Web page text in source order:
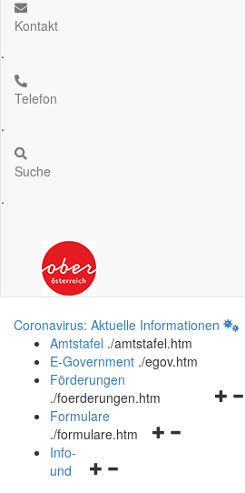
Kontakt
.
Telefon
.
Suche
.
Coronavirus: Aktuelle Informationen
Amtstafel ./amtstafel.htm
E-Government ./egov.htm
Förderungen
./foerderungen.htm
Navigationsmenü
Formulare
./formulare.htm
Navigationsmenü
Info-
und